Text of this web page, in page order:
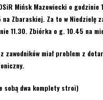
Mińsk Mazowiecki o
na Zbaraskiej. Za to w Niedzielę
11.30. Zbiórka o g. 10.45 na
zawodników miał problem z
sobą dwa komplety stroi)